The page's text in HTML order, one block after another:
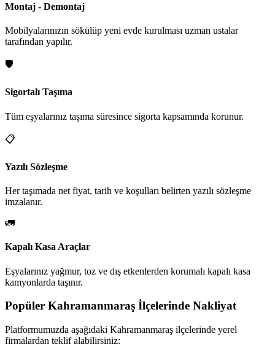
Montaj - Demontaj
Mobilyalarınızın sökülüp yeni evde kurulması uzman ustalar
tarafından yapılır.
🛡️
Sigortalı Taşıma
Tüm eşyalarınız taşıma süresince sigorta kapsamında korunur.
📋
Yazılı Sözleşme
Her taşımada net fiyat, tarih ve koşulları belirten yazılı sözleşme
imzalanır.
🚛
Kapalı Kasa Araçlar
Eşyalarınız yağmur, toz ve dış etkenlerden korumalı kapalı kasa
kamyonlarda taşınır.
Popüler Kahramanmaraş İlçelerinde Nakliyat
Platformumuzda aşağıdaki Kahramanmaraş ilçelerinde yerel
firmalardan teklif alabilirsiniz: